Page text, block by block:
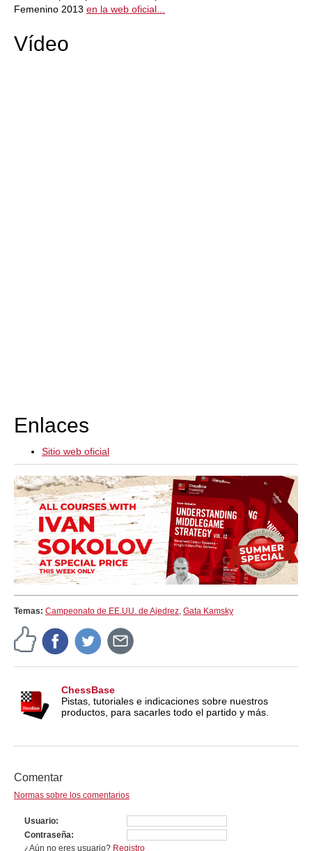
Femenino 2013 en la web oficial...
Vídeo
Enlaces
Sitio web oficial
Temas: Campeonato de EE.UU. de Ajedrez, Gata Kamsky
ChessBase
Pistas, tutoriales e indicaciones sobre nuestros
productos, para sacarles todo el partido y más.
Comentar
Normas sobre los comentarios
Usuario
Contraseña
¿Aún no eres usuario? Registro